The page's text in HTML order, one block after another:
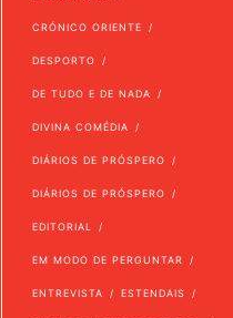
CRÓNICO ORIENTE
DESPORTO
DE TUDO E DE NADA
DIVINA COMÉDIA
DIÁRIOS DE PRÓSPERO
DIÁRIOS DE PRÓSPERO
EDITORIAL
EM MODO DE PERGUNTAR
ENTREVISTA ESTENDAIS